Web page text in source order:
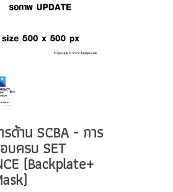
รด้าน SCBA - การ
บครบ SET
(Backplate+